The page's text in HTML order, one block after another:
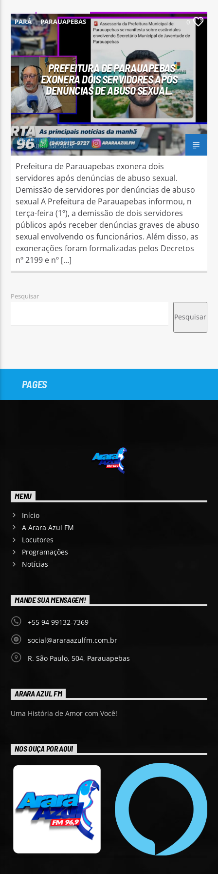
Arara Azul FM
PARÁ PARAUAPEBAS 0
PREFEITURA DE PARAUAPEBAS
EXONERA DOIS SERVIDORES APÓS
DENÚNCIAS DE ABUSO SEXUAL.
Henrique Gonzaga
2 DE ABRIL DE 2025
Prefeitura de Parauapebas exonera dois
servidores após denúncias de abuso sexual.
Demissão de servidores por denúncias de abuso
sexual A Prefeitura de Parauapebas informou, n
terça-feira (1º), a demissão de dois servidores
públicos após receber denúncias graves de abuso
sexual envolvendo os funcionários. Além disso, as
exonerações foram formalizadas pelos Decretos
nº 2199 e nº […]
Pesquisar
Pesquisar
PAGES
MENU
Início
A Arara Azul FM
Locutores
Programações
Notícias
MANDE SUA MENSAGEM!
+55 94 99132-7369
social@araraazulfm.com.br
R. São Paulo, 504, Parauapebas
ARARA AZUL FM
Uma História de Amor com Você!
NOS OUÇA POR AQUI